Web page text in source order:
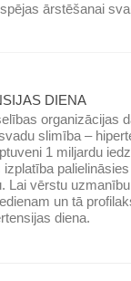
ārstēšanai
DIENA
organizācijas
slimība –
1 miljardu
Lai vērstu
un tā
diena.